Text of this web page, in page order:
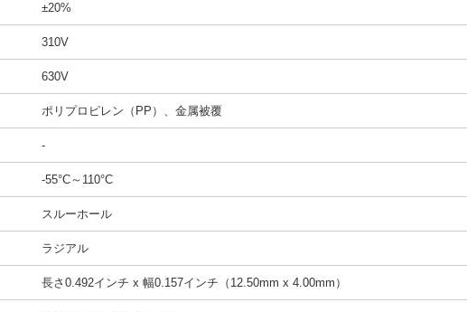
±20%
310V
630V
ポリプロピレン（PP）、金属被覆
-
-55°C～110°C
スルーホール
ラジアル
長さ0.492インチ x 幅0.157インチ（12.50mm x 4.00mm）